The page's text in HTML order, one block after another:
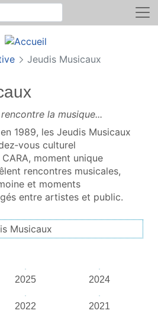
site
Jeudis Musicaux
la musique...
1989, les Jeudis Musicaux
culturel
moment unique
rencontres musicales,
et moments
entre artistes et public.
Musicaux
2025 2024
2022 2021